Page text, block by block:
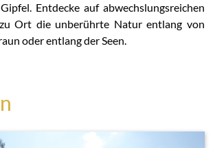
Entdecke auf abwechslungsreichen
Ort die unberührte Natur entlang von
oder entlang der Seen.